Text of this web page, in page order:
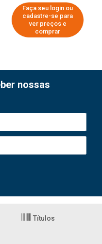
Faça seu login ou
cadastre-se para
ver preços e
comprar
nossas
Títulos